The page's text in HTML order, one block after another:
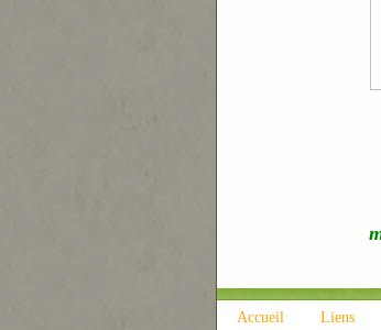
Accueil Liens